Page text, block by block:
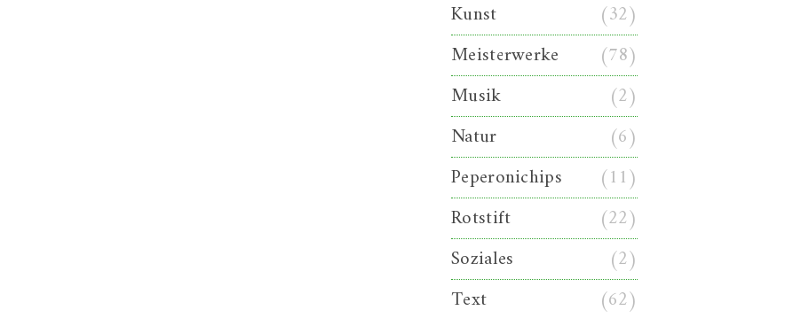
Kunst
(32)
Meisterwerke
(78)
Musik
(2)
Natur
(6)
Peperonichips
(11)
Rotstift
(22)
Soziales
(2)
Text
(62)